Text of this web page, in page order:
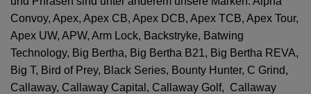
Convoy, Apex, Apex CB, Apex DCB, Apex TCB, Apex Tour,
Apex UW, APW, Arm Lock, Backstryke, Batwing
Technology, Big Bertha, Big Bertha B21, Big Bertha REVA,
Big T, Bird of Prey, Black Series, Bounty Hunter, C Grind,
Callaway, Callaway Capital, Callaway Golf, Callaway